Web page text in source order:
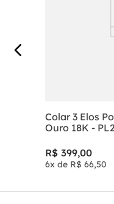
Colar 3 Elos
Ouro 18K -
R$ 399,00
6x de R$ 66,50